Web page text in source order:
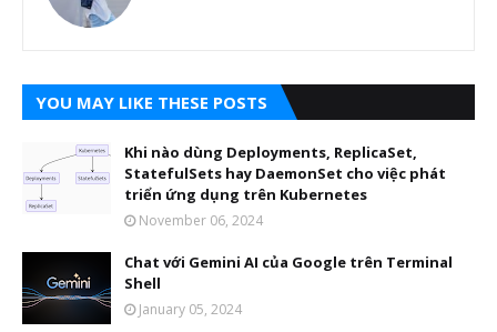
YOU MAY LIKE THESE POSTS
Khi nào dùng Deployments, ReplicaSet,
StatefulSets hay DaemonSet cho việc phát
triển ứng dụng trên Kubernetes
November 06, 2024
Chat với Gemini AI của Google trên Terminal
Shell
January 05, 2024